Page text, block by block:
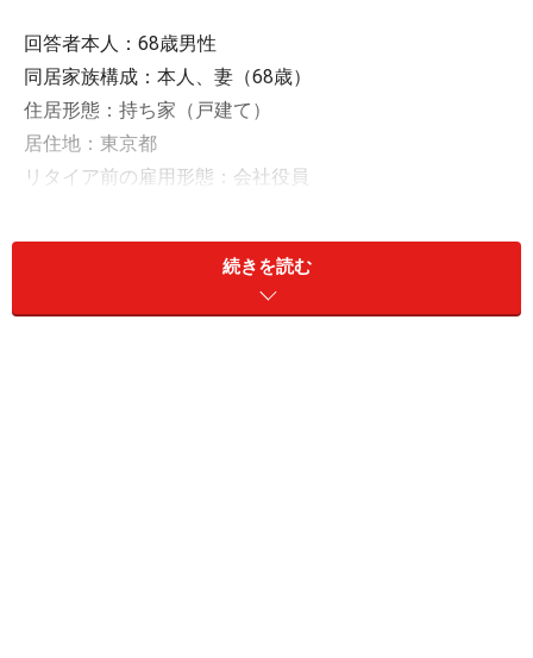
回答者本人：68歳男性
同居家族構成：本人、妻（68歳）
住居形態：持ち家（戸建て）
居住地：東京都
リタイア前の雇用形態：会社役員
現在の預貯金：1億5000万円、リスク資産：3000万円
これまでの年金加入期間：厚生年金530カ月、個人年金
保険240カ月
続きを読む